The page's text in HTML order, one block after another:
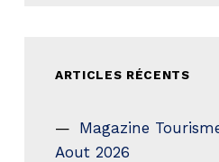
ARTICLES RÉCENTS
Magazine
Aout 2026